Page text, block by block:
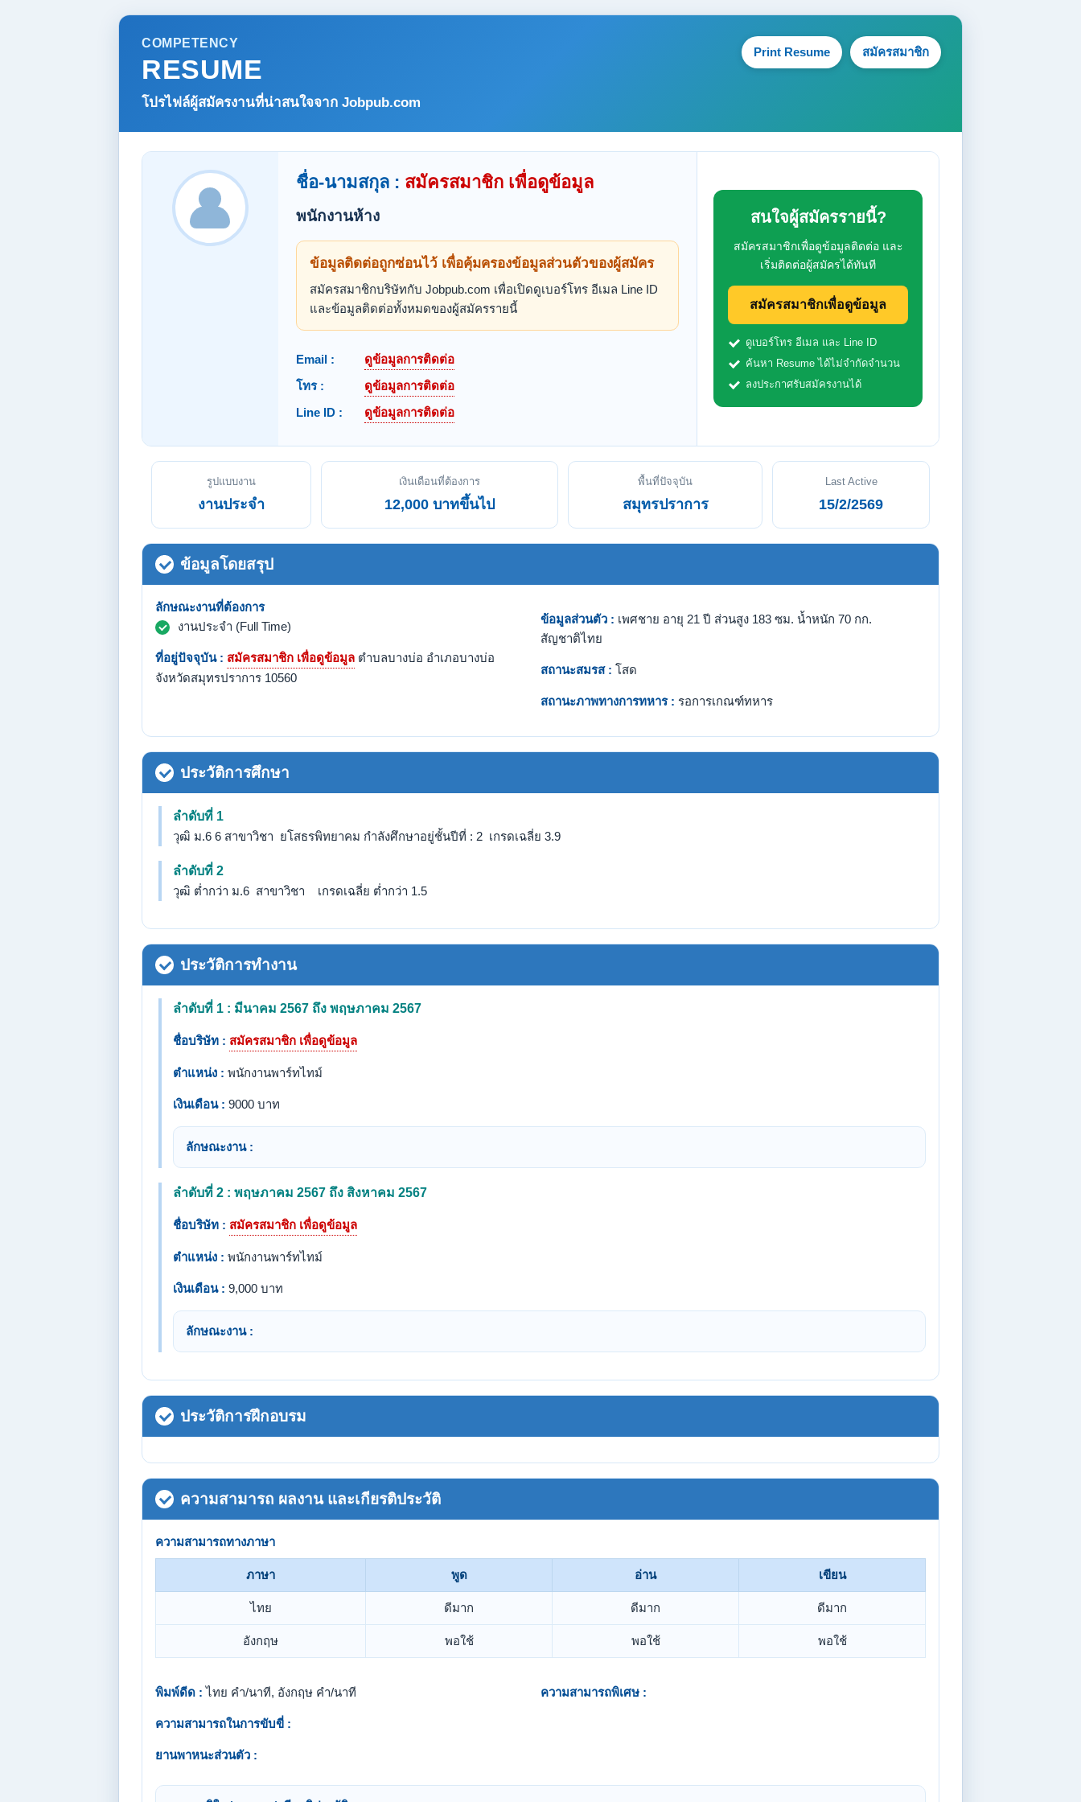
COMPETENCY
RESUME
โปรไฟล์ผู้สมัครงานที่น่าสนใจจาก Jobpub.com
Print Resume สมัครสมาชิก
ชื่อ-นามสกุล : สมัครสมาชิก เพื่อดูข้อมูล
พนักงานห้าง
ข้อมูลติดต่อถูกซ่อนไว้ เพื่อคุ้มครองข้อมูลส่วนตัวของผู้สมัคร
สมัครสมาชิกบริษัทกับ Jobpub.com เพื่อเปิดดูเบอร์โทร อีเมล Line ID
และข้อมูลติดต่อทั้งหมดของผู้สมัครรายนี้
Email :
ดูข้อมูลการติดต่อ
โทร :
ดูข้อมูลการติดต่อ
Line ID :
ดูข้อมูลการติดต่อ
สนใจผู้สมัครรายนี้?
สมัครสมาชิกเพื่อดูข้อมูลติดต่อ และ
เริ่มติดต่อผู้สมัครได้ทันที
สมัครสมาชิกเพื่อดูข้อมูล
ดูเบอร์โทร อีเมล และ Line ID
ค้นหา Resume ได้ไม่จำกัดจำนวน
ลงประกาศรับสมัครงานได้
รูปแบบงาน
งานประจำ
เงินเดือนที่ต้องการ
12,000 บาทขึ้นไป
พื้นที่ปัจจุบัน
สมุทรปราการ
Last Active
15/2/2569
ข้อมูลโดยสรุป
ลักษณะงานที่ต้องการ
งานประจำ (Full Time)
ที่อยู่ปัจจุบัน : สมัครสมาชิก เพื่อดูข้อมูล ตำบลบางบ่อ อำเภอบางบ่อ
จังหวัดสมุทรปราการ 10560
ข้อมูลส่วนตัว : เพศชาย อายุ 21 ปี ส่วนสูง 183 ซม. น้ำหนัก 70 กก.
สัญชาติไทย
สถานะสมรส : โสด
สถานะภาพทางการทหาร : รอการเกณฑ์ทหาร
ประวัติการศึกษา
ลำดับที่ 1
วุฒิ ม.6 6 สาขาวิชา ยโสธรพิทยาคม กำลังศึกษาอยู่ชั้นปีที่ : 2 เกรดเฉลี่ย 3.9
ลำดับที่ 2
วุฒิ ต่ำกว่า ม.6 สาขาวิชา เกรดเฉลี่ย ต่ำกว่า 1.5
ประวัติการทำงาน
ลำดับที่ 1 : มีนาคม 2567 ถึง พฤษภาคม 2567
ชื่อบริษัท : สมัครสมาชิก เพื่อดูข้อมูล
ตำแหน่ง : พนักงานพาร์ทไทม์
เงินเดือน : 9000 บาท
ลักษณะงาน :
ลำดับที่ 2 : พฤษภาคม 2567 ถึง สิงหาคม 2567
ชื่อบริษัท : สมัครสมาชิก เพื่อดูข้อมูล
ตำแหน่ง : พนักงานพาร์ทไทม์
เงินเดือน : 9,000 บาท
ลักษณะงาน :
ประวัติการฝึกอบรม
ความสามารถ ผลงาน และเกียรติประวัติ
ความสามารถทางภาษา
ภาษา พูด อ่าน เขียน
ไทย ดีมาก ดีมาก ดีมาก
อังกฤษ พอใช้ พอใช้ พอใช้
พิมพ์ดีด : ไทย คำ/นาที, อังกฤษ คำ/นาที
ความสามารถในการขับขี่ :
ยานพาหนะส่วนตัว :
ความสามารถพิเศษ :